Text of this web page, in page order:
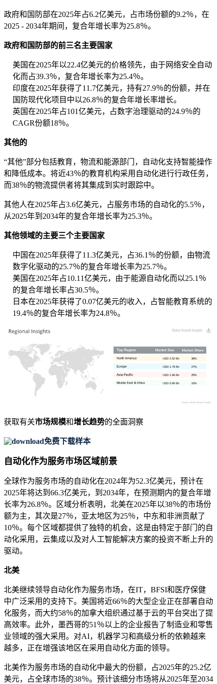
政府和国防部在2025年占6.2亿美元，占市场份额的9.2％，在
2025 - 2034年期间，复合年增长率为25.8％。
政府和国防部的前三名主要国家
美国在2025年以22.4亿美元的价格领先，由于网络安全自动
化而占39.3％，复合年增长率为25.4％。
印度在2025年获得了11.7亿美元，持有27.9％的份额，并在
国防现代化项目中以26.8％的复合年增长率增长。
英国在2025年占101亿美元，占数字治理驱动的24.9％的
CAGR份额18％。
其他的
“其他”部分包括教育，物流和能源部门，自动化支持智能操作
和降低成本。将近43％的教育机构采用自动化进行行政任务，
而38％的物流提供者将其集成到实时跟踪中。
其他人在2025年占3.6亿美元，占服务市场的自动化的5.5％，
从2025年到2034年的复合年增长率为25.3％。
其他领域的主要三个主要国家
中国在2025年获得了11.3亿美元，占36.1％的份额，由物流
数字化驱动的25.7％的复合年增长率为25.7％。
美国在2025年占10.11亿美元，由于能源自动化而以25.1％
的复合年增长率占30.5％。
日本在2025年获得了0.07亿美元的收入，占智能教育系统的
19.4％的复合年增长率为24.8％。
10%
USD 0.66 Bn
25%
USD 1.66 Bn
27%
USD 1.79 Bn
38%
USD 2.52 Bn
获取有关市场规模和增长趋势的全面洞察
免费下载样本
自动化作为服务市场区域前景
全球作为服务市场的自动化在2024年为52.3亿美元，预计在
2025年将达到66.3亿美元，到2034年，在预测期内的复合年增
长率为26.8％。区域分析表明，北美在2025年以38％的市场份
额为主，其次是27％，亚太地区为25％，中东和非洲贡献了
10％。每个区域都提供了独特的机会，这是由特定于部门的自
动化采用，云集成以及对人工智能解决方案的投资不断上升的
驱动。
北美
北美继续领导自动化作为服务市场，在IT，BFSI和医疗保健
中广泛采用的支持下。美国将近66％的大型企业正在部署自动
化服务，而大约58％的加拿大组织通过基于云的平台突出了提
高效率。此外，墨西哥的51％以上的企业报告了制造业和零售
业领域的强大采用。对AI，机器学习和高级分析的依赖越来
越多，正在增强该地区在采用自动化方面的领导。
北美作为服务市场的自动化中最大的份额，占2025年的25.2亿
美元，占全球市场的38％。预计该细分市场将从2025年至2034